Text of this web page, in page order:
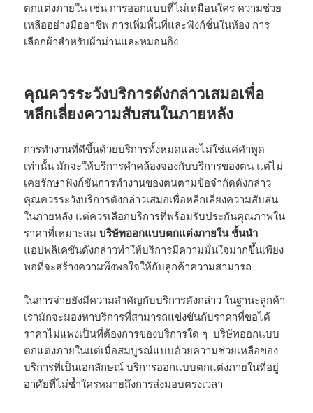
ตกแต่งภายใน เช่น การออกแบบที่ไม่เหมือนใคร ความช่วย
เหลืออย่างมืออาชีพ การเพิ่มพื้นที่และฟังก์ชั่นในห้อง การ
เลือกผ้าสำหรับผ้าม่านและหมอนอิง
คุณควรระวังบริการดังกล่าวเสมอเพื่อ
หลีกเลี่ยงความสับสนในภายหลัง
การทำงานที่ดีขึ้นด้วยบริการทั้งหมดและไม่ใช่แค่คำพูด
เท่านั้น มักจะให้บริการคำคล้องจองกับบริการของตน แต่ไม่
เคยรักษาฟังก์ชันการทำงานของตนตามข้อจำกัดดังกล่าว
คุณควรระวังบริการดังกล่าวเสมอเพื่อหลีกเลี่ยงความสับสน
ในภายหลัง แต่ควรเลือกบริการที่พร้อมรับประกันคุณภาพใน
ราคาที่เหมาะสมบริษัทออกแบบตกแต่งภายใน ชั้นนํา
แอปพลิเคชันดังกล่าวทำให้บริการมีความมั่นใจมากขึ้นเพียง
พอที่จะสร้างความพึงพอใจให้กับลูกค้าความสามารถ
ในการจ่ายยังมีความสำคัญกับบริการดังกล่าว ในฐานะลูกค้า
เรามักจะมองหาบริการที่สามารถแข่งขันกับราคาที่ขอได้
ราคาไม่แพงเป็นที่ต้องการของบริการใด ๆ บริษัทออกแบบ
ตกแต่งภายในแต่เมื่อสมบูรณ์แบบด้วยความช่วยเหลือของ
บริการที่เป็นเอกลักษณ์ บริการออกแบบตกแต่งภายในที่อยู่
อาศัยที่ไม่ซ้ำใครหมายถึงการส่งมอบตรงเวลา